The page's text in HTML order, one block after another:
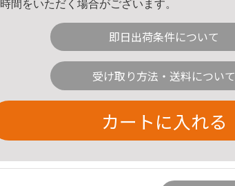
時間をいただく場合がございます。
即日出荷条件について
受け取り方法・送料について
カートに入れる